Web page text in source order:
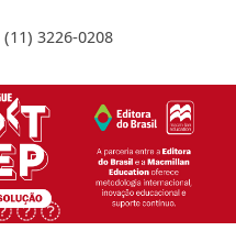
(11) 3226-0208